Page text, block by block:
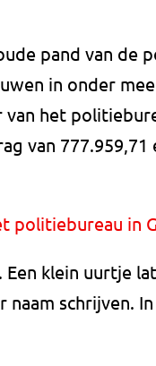
pand van de
in onder
het
van 777.959,71
politiebureau in
klein uurtje
naam schrijven.